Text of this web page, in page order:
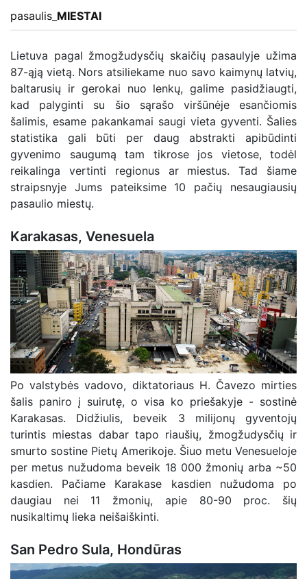
pasaulis MIESTAI
Lietuva pagal žmogžudysčių skaičių pasaulyje užima
87-ąją vietą. Nors atsiliekame nuo savo kaimynų latvių,
baltarusių ir gerokai nuo lenkų, galime pasidžiaugti,
kad palyginti su šio sąrašo viršūnėje esančiomis
šalimis, esame pakankamai saugi vieta gyventi. Šalies
statistika gali būti per daug abstrakti apibūdinti
gyvenimo saugumą tam tikrose jos vietose, todėl
reikalinga vertinti regionus ar miestus. Tad šiame
straipsnyje Jums pateiksime 10 pačių nesaugiausių
pasaulio miestų.
Karakasas, Venesuela
Po valstybės vadovo, diktatoriaus H. Čavezo mirties
šalis paniro į suirutę, o visa ko priešakyje - sostinė
Karakasas. Didžiulis, beveik 3 milijonų gyventojų
turintis miestas dabar tapo riaušių, žmogžudysčių ir
smurto sostine Pietų Amerikoje. Šiuo metu Venesueloje
per metus nužudoma beveik 18 000 žmonių arba ~50
kasdien. Pačiame Karakase kasdien nužudoma po
daugiau nei 11 žmonių, apie 80-90 proc. šių
nusikaltimų lieka neišaiškinti.
San Pedro Sula, Hondūras